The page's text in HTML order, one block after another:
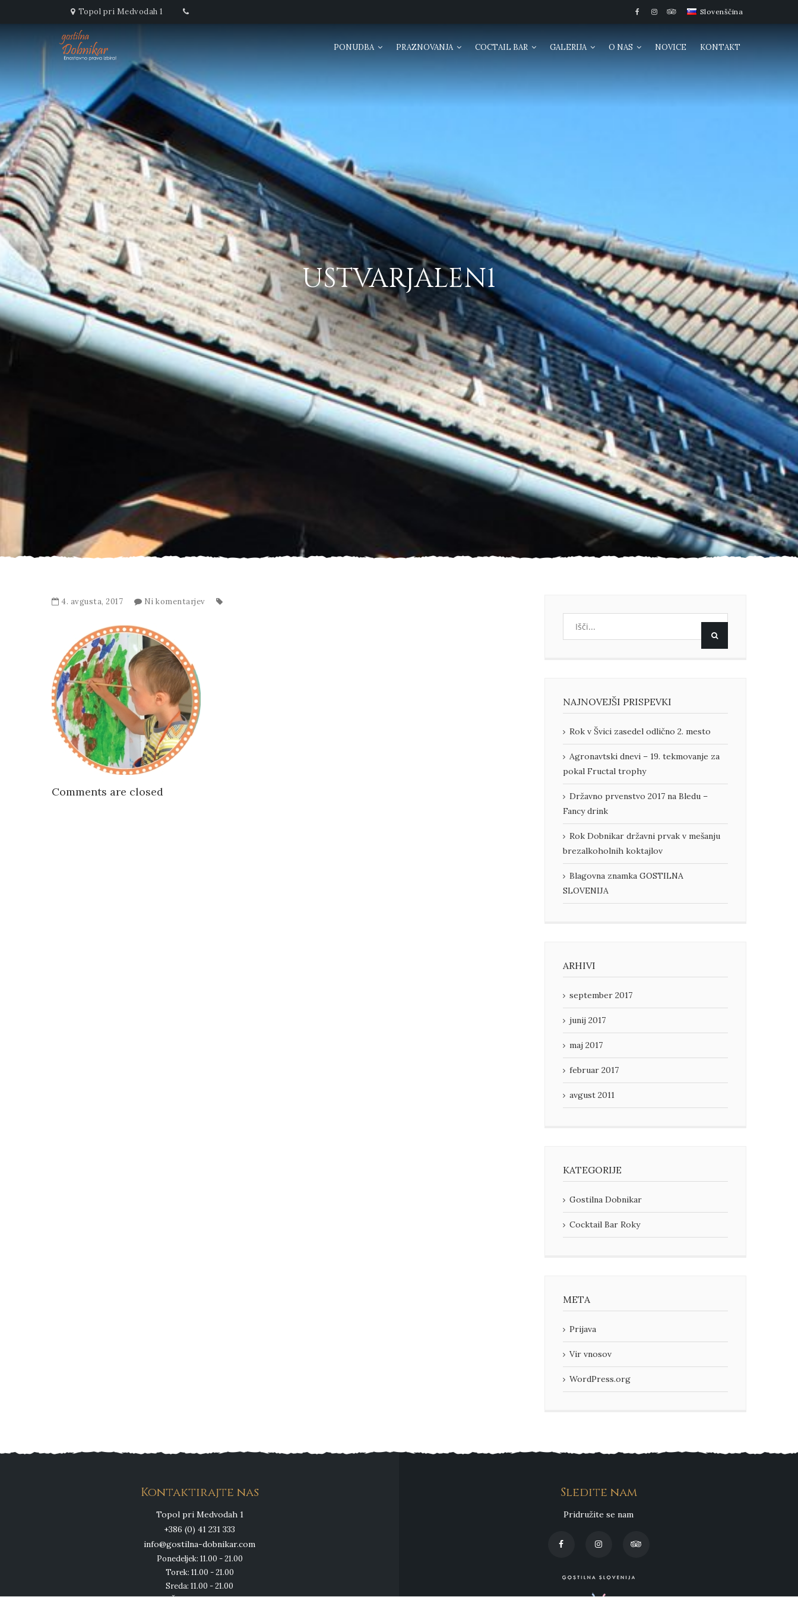
Slovenščina
Topol pri Medvodah 1
PONUDBA PRAZNOVANJA COCTAIL BAR GALERIJA O NAS NOVICE KONTAKT
USTVARJALEN1
4. avgusta, 2017 Ni komentarjev
Comments are closed
NAJNOVEJŠI PRISPEVKI
Rok v Švici zasedel odlično 2. mesto
Agronavtski dnevi – 19. tekmovanje za
pokal Fructal trophy
Državno prvenstvo 2017 na Bledu –
Fancy drink
Rok Dobnikar državni prvak v mešanju
brezalkoholnih koktajlov
Blagovna znamka GOSTILNA
SLOVENIJA
ARHIVI
september 2017
junij 2017
maj 2017
februar 2017
avgust 2011
KATEGORIJE
Gostilna Dobnikar
Cocktail Bar Roky
META
Prijava
Vir vnosov
WordPress.org
Kontaktirajte nas
Topol pri Medvodah 1
+386 (0) 41 231 333
info@gostilna-dobnikar.com
Ponedeljek: 11.00 - 21.00
Torek: 11.00 - 21.00
Sreda: 11.00 - 21.00
Sledite nam
Pridružite se nam